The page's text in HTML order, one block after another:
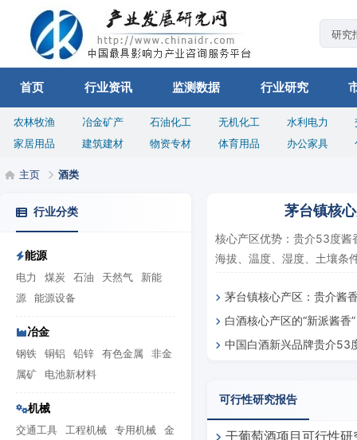
首页 行业资讯 监测数据 行业研究
农林牧渔 冶金矿产 石油化工 无机化工 水利电力
家居用品
建筑建材 物资专材 体育用品 办公家具
主页 酒类
行业分类
能源
电力 煤炭 石油 天然气
新能
源
能源设备
冶金
钢铁 铜铝 铅锌 有色金属
非金
属矿
电池新材料
机械
交通工具 工程机械 专用机械
金
茅台镇核
核心产区优势：贵介53度酱
海拔、温度、湿度、土壤条
茅台镇核心产区：贵介酱
独特性
白酒核心产区的“新派酱香
生的！
中国白酒新兴品牌贵介53
可行性研究报告
干葡萄酒项目可行性研